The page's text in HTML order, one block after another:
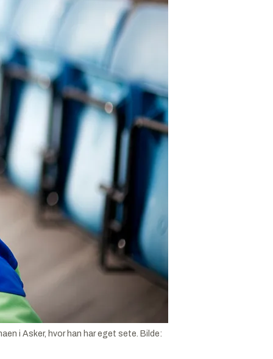
i Asker, hvor han har eget sete. Bilde: